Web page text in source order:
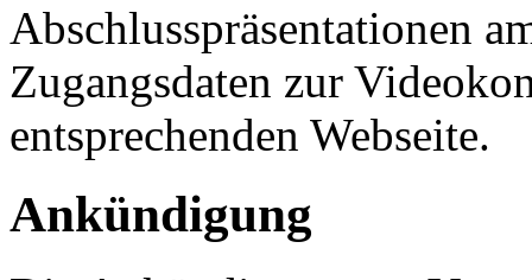
Abschlusspräsentationen
Zugangsdaten zur
entsprechenden Webseite.
Ankündigung